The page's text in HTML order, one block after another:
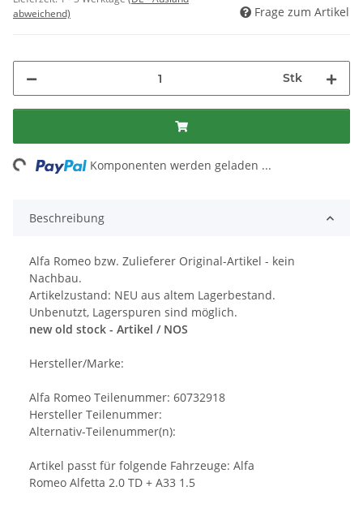
abweichend)
Frage zum Artikel
Stk
Komponenten werden geladen ...
Beschreibung
Alfa Romeo bzw. Zulieferer Original-Artikel - kein
Nachbau.
Artikelzustand: NEU aus altem Lagerbestand.
Unbenutzt, Lagerspuren sind möglich.
new old stock - Artikel / NOS
Hersteller/Marke:
Alfa Romeo Teilenummer: 60732918
Hersteller Teilenummer:
Alternativ-Teilenummer(n):
Artikel passt für folgende Fahrzeuge: Alfa
Romeo Alfetta 2.0 TD + A33 1.5